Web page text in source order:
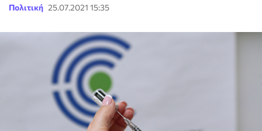
Πολιτική 25.07.2021 15:35